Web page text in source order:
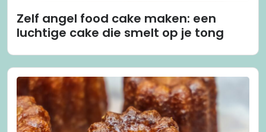
Zelf angel food cake maken: een
luchtige cake die smelt op je tong